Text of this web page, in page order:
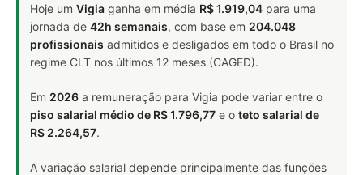
Hoje um Vigia ganha em média R$ 1.919,04 para uma
jornada de 42h semanais, com base em 204.048
profissionais admitidos e desligados em todo o Brasil no
regime CLT nos últimos 12 meses (CAGED).
Em 2026 a remuneração para Vigia pode variar entre o
piso salarial médio de R$ 1.796,77 e o teto salarial de
R$ 2.264,57.
A variação salarial depende principalmente das funções